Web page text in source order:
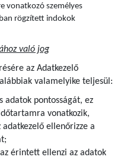
vonatkozó személyes
rögzített indokok
való jog
az Adatkezelő
valamelyike teljesül:
adatok pontosságát, ez
vonatkozik,
ellenőrizze a
érintett ellenzi az adatok